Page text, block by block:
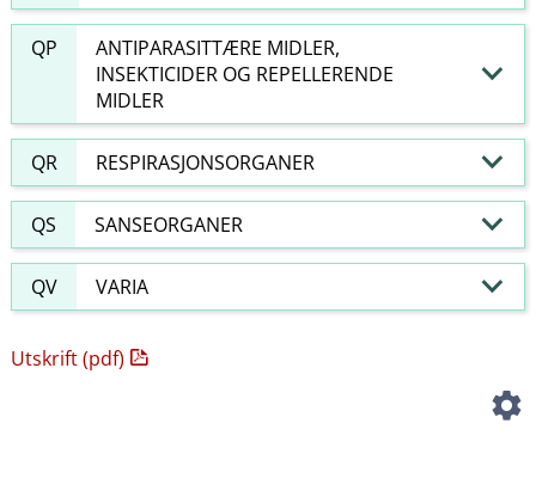
QP
ANTIPARASITTÆRE MIDLER,
INSEKTICIDER OG REPELLERENDE
MIDLER
QR RESPIRASJONSORGANER
QS SANSEORGANER
QV VARIA
Utskrift (pdf)